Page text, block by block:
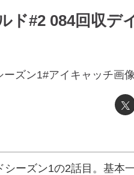
ド#2 084回収デ
ーズン1の2話目。基本